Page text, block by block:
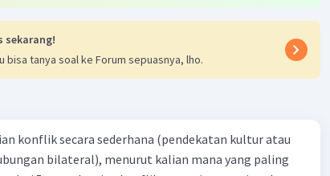
(0)
sekarang!
bisa tanya soal ke Forum sepuasnya, lho.
konflik secara sederhana (pendekatan kultur atau
bilateral), menurut kalian mana yang paling